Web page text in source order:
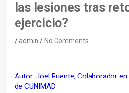
las lesiones tras
ejercicio?
admin No Comments
Autor: Joel Puente, Colaborador
de CUNIMAD